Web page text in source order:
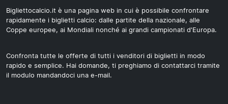
Bigliettocalcio.it è una pagina web in cui è possibile confrontare
rapidamente i biglietti calcio: dalle partite della nazionale, alle
Coppe europee, ai Mondiali nonché ai grandi campionati d'Europa.
Confronta tutte le offerte di tutti i venditori di biglietti in modo
rapido e semplice. Hai domande, ti preghiamo di contattarci tramite
il modulo mandandoci una e-mail.